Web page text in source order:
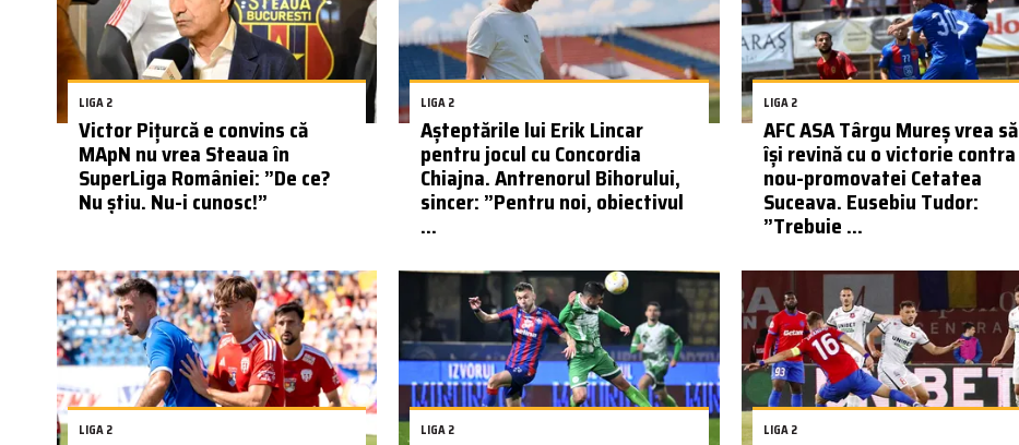
LIGA 2
Victor Pițurcă e convins că
MApN nu vrea Steaua în
SuperLiga României: ”De ce?
Nu știu. Nu-i cunosc!”
LIGA 2
Așteptările lui Erik Lincar
pentru jocul cu Concordia
Chiajna. Antrenorul Bihorului,
sincer: ”Pentru noi, obiectivul
...
LIGA 2
AFC ASA Târgu Mureș vrea să
își revină cu o victorie contra
nou-promovatei Cetatea
Suceava. Eusebiu Tudor:
”Trebuie ...
LIGA 2 LIGA 2 LIGA 2